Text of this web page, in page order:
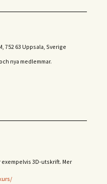
752 63 Uppsala, Sverige
nya medlemmar.
3D-utskrift. Mer